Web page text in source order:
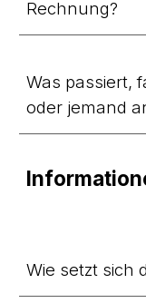
Rechnung?
Was passiert,
oder jemand
Wie setzt sich